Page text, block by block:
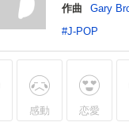
作曲
Gary
#J-POP
感動 恋愛